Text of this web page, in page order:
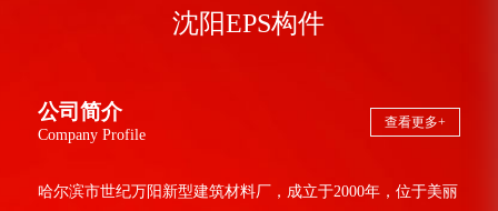
沈阳EPS构件
公司简介
Company Profile
查看更多+
哈尔滨市世纪万阳新型建筑材料厂，成立于2000年，位于美丽